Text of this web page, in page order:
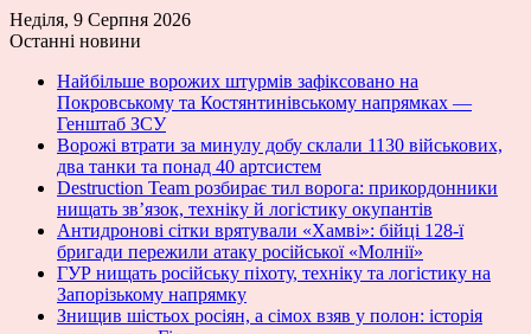
Неділя, 9 Серпня 2026
Останні новини
Найбільше ворожих штурмів зафіксовано на
Покровському та Костянтинівському напрямках —
Генштаб ЗСУ
Ворожі втрати за минулу добу склали 1130 військових,
два танки та понад 40 артсистем
Destruction Team розбирає тил ворога: прикордонники
нищать зв’язок, техніку й логістику окупантів
Антидронові сітки врятували «Хамві»: бійці 128-ї
бригади пережили атаку російської «Молнії»
ГУР нищать російську піхоту, техніку та логістику на
Запорізькому напрямку
Знищив шістьох росіян, а сімох взяв у полон: історія